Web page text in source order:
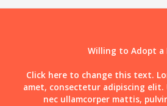
Willing to Adopt a
Click here to change this text.
amet, consectetur adipiscing
nec ullamcorper mattis,